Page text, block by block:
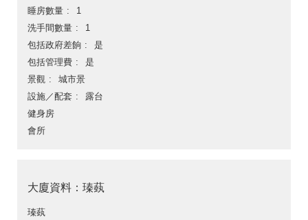
睡房數量
1
洗手間數量
1
包括政府差餉
是
包括管理費
是
景觀
城市景
設施／配套
露台
健身房
會所
大廈資料：瑧蓺
瑧蓺